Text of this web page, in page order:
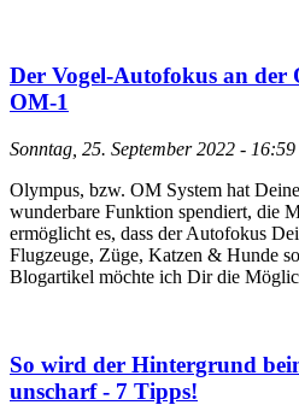
Der Vogel-Autofokus an der
OM-1
Sonntag, 25. September 2022 - 16:59
Olympus, bzw. OM System hat
wunderbare Funktion spendiert, die
ermöglicht es, dass der Autofokus
Flugzeuge, Züge, Katzen & Hunde
Blogartikel möchte ich Dir die
So wird der Hintergrund
unscharf - 7 Tipps!